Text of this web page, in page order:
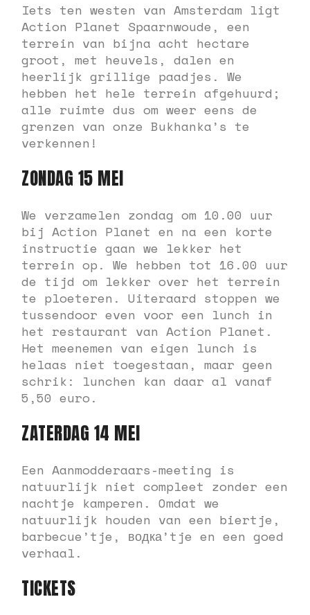
Iets ten westen van Amsterdam ligt
Action Planet Spaarnwoude, een
terrein van bijna acht hectare
groot, met heuvels, dalen en
heerlijk grillige paadjes. We
hebben het hele terrein afgehuurd;
alle ruimte dus om weer eens de
grenzen van onze Bukhanka’s te
verkennen!
ZONDAG 15 MEI
We verzamelen zondag om 10.00 uur
bij Action Planet en na een korte
instructie gaan we lekker het
terrein op. We hebben tot 16.00 uur
de tijd om lekker over het terrein
te ploeteren. Uiteraard stoppen we
tussendoor even voor een lunch in
het restaurant van Action Planet.
Het meenemen van eigen lunch is
helaas niet toegestaan, maar geen
schrik: lunchen kan daar al vanaf
5,50 euro.
ZATERDAG 14 MEI
Een Aanmodderaars-meeting is
natuurlijk niet compleet zonder een
nachtje kamperen. Omdat we
natuurlijk houden van een biertje,
barbecue’tje, водка’tje en een goed
verhaal.
TICKETS